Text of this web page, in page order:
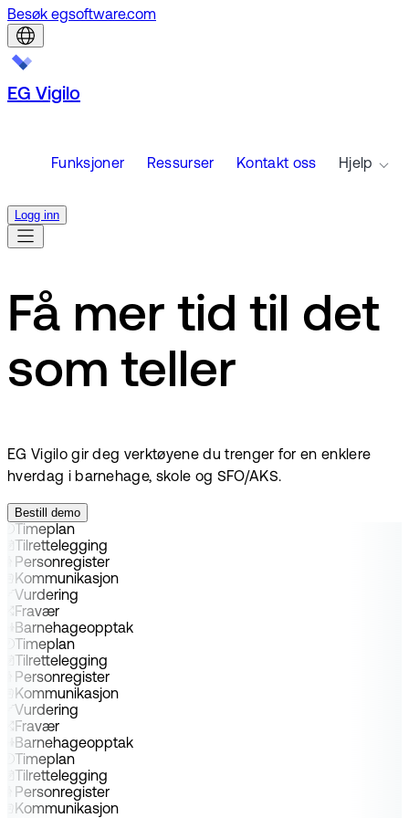
Besøk egsoftware.com
EG Vigilo
Funksjoner Ressurser Kontakt oss Hjelp
Logg inn
Få mer tid til det
som teller
EG Vigilo gir deg verktøyene du trenger for en enklere
hverdag i barnehage, skole og SFO/AKS.
Bestill demo
Timeplan
Tilrettelegging
Personregister
Kommunikasjon
Vurdering
Fravær
Barnehageopptak
Timeplan
Tilrettelegging
Personregister
Kommunikasjon
Vurdering
Fravær
Barnehageopptak
Timeplan
Tilrettelegging
Personregister
Kommunikasjon